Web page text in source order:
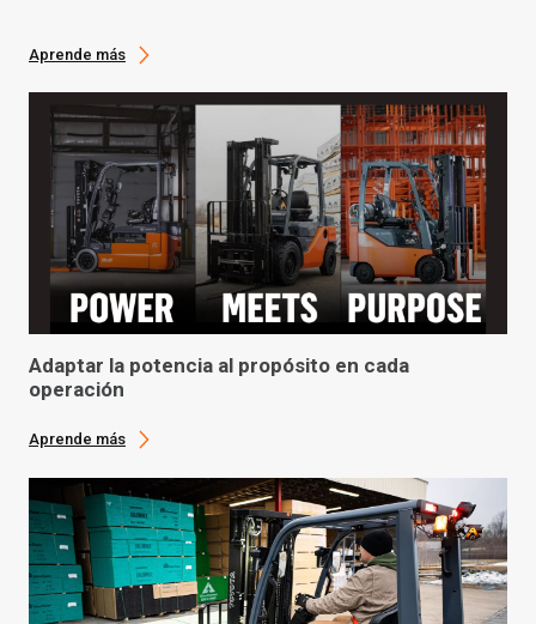
Aprende más
Adaptar la potencia al propósito en cada
operación
Aprende más